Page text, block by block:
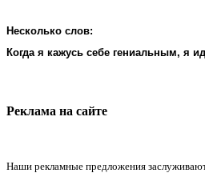
Несколько слов:
Когда я кажусь себе гениальным, я
Реклама на cайте
Наши рекламные предложения